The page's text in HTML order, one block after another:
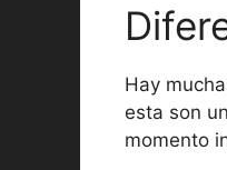
Hay
esta son
momento